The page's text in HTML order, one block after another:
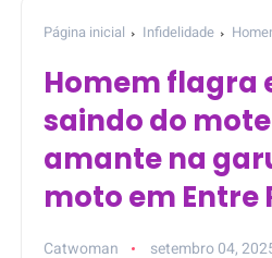
Página inicial Infidelidade
Homem flagra
saindo do
amante na
moto em Entre
Catwoman setembro 04,